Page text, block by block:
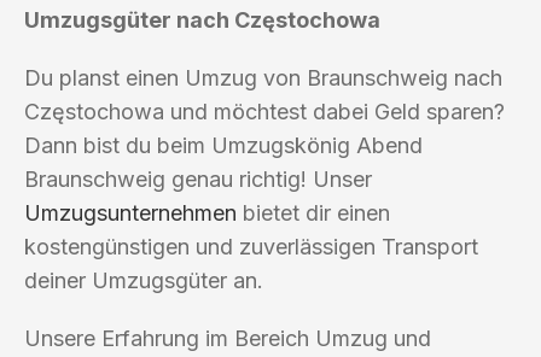
Umzugsgüter nach Częstochowa
Du planst einen Umzug von Braunschweig nach
Częstochowa und möchtest dabei Geld sparen?
Dann bist du beim Umzugskönig Abend
Braunschweig genau richtig! Unser
Umzugsunternehmen bietet dir einen
kostengünstigen und zuverlässigen Transport
deiner Umzugsgüter an.
Unsere Erfahrung im Bereich Umzug und